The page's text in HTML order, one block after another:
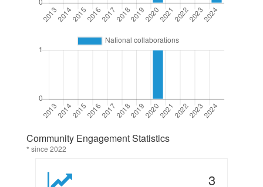
Community Engagement Statistics
* since 2022
3